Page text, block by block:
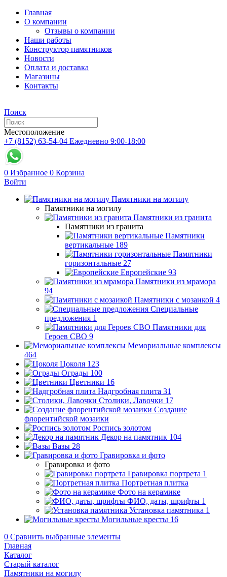
Главная
О компании
Отзывы о компании
Наши работы
Конструктор памятников
Новости
Оплата и доставка
Магазины
Контакты
Поиск
Местоположение
+7 (8152) 63-54-04 Ежедневно 9:00-18:00
0 Избранное 0 Корзина
Войти
Памятники на могилу
Памятники на могилу
Памятники из гранита
Памятники из гранита
Памятники
вертикальные 189
Памятники
горизонтальные 27
Европейские 93
Памятники из мрамора
94
Памятники с мозаикой 4
Специальные
предложения 1
Памятники для
Героев СВО 9
Мемориальные комплексы
464
Цоколя 123
Ограды 100
Цветники 16
Надгробная плита 31
Столики, Лавочки 17
Создание
флорентийской мозаики
Роспись золотом
Декор на памятник 104
Вазы 28
Гравировка и фото
Гравировка и фото
Гравировка портрета 1
Портретная плитка
Фото на керамике
ФИО, даты, шрифты 1
Установка памятника 1
Могильные кресты 16
0 Сравнить выбранные элементы
Главная
Каталог
Старый каталог
Памятники на могилу